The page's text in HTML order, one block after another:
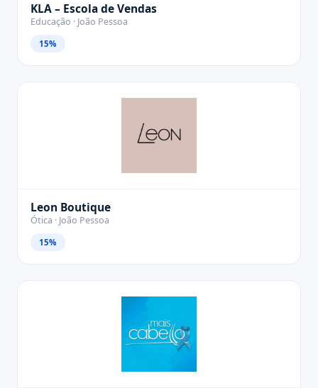
KLA – Escola de Vendas
Educação · João Pessoa
15%
Leon Boutique
Ótica · João Pessoa
15%